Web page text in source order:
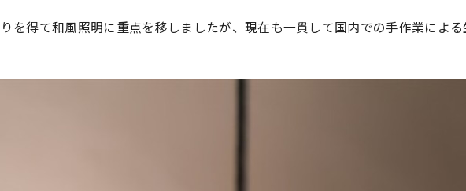
を得て和風照明に重点を移しましたが、現在も一貫して国内での手作業によ